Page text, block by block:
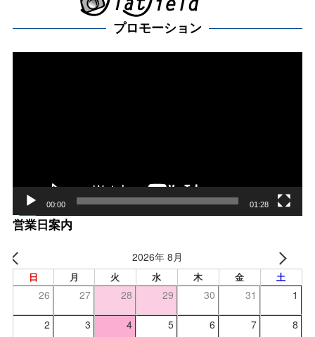
プロモーション
00:00 01:28
営業日案内
2026年 8月
日 月 火 水 木 金 土
26 27 28 29 30 31 1
2 3 4 5 6 7 8